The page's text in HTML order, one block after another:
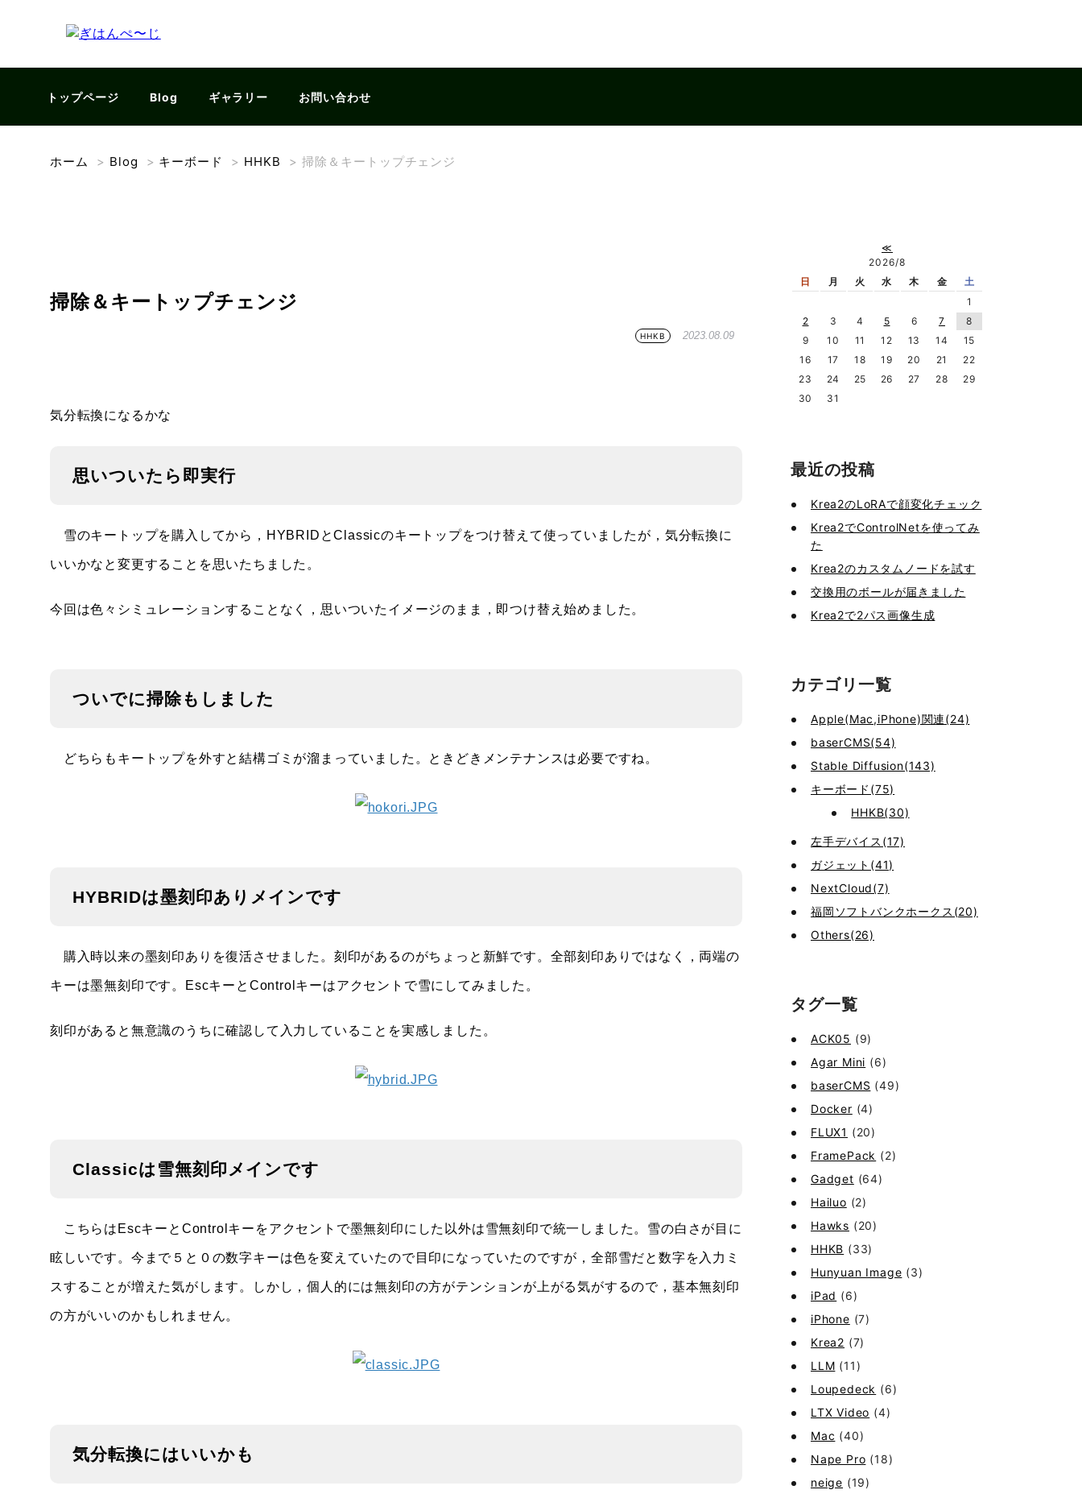
トップページ Blog ギャラリー お問い合わせ
ホーム > Blog > キーボード > HHKB > 掃除＆キートップチェンジ
掃除＆キートップチェンジ
HHKB 2023.08.09
気分転換になるかな
思いついたら即実行
雪のキートップを購入してから，HYBRIDとClassicのキートップをつけ替えて使っていましたが，気分転換に
いいかなと変更することを思いたちました。
今回は色々シミュレーションすることなく，思いついたイメージのまま，即つけ替え始めました。
ついでに掃除もしました
どちらもキートップを外すと結構ゴミが溜まっていました。ときどきメンテナンスは必要ですね。
HYBRIDは墨刻印ありメインです
購入時以来の墨刻印ありを復活させました。刻印があるのがちょっと新鮮です。全部刻印ありではなく，両端の
キーは墨無刻印です。EscキーとControlキーはアクセントで雪にしてみました。
刻印があると無意識のうちに確認して入力していることを実感しました。
Classicは雪無刻印メインです
こちらはEscキーとControlキーをアクセントで墨無刻印にした以外は雪無刻印で統一しました。雪の白さが目に
眩しいです。今まで５と０の数字キーは色を変えていたので目印になっていたのですが，全部雪だと数字を入力ミ
スすることが増えた気がします。しかし，個人的には無刻印の方がテンションが上がる気がするので，基本無刻印
の方がいいのかもしれません。
気分転換にはいいかも
≪
2026/8
日
月 火 水 木 金
土
1
2
3 4 5 6 7
8
9
10 11 12 13 14
15
16
17 18 19 20 21
22
23
24 25 26 27 28
29
30
31
最近の投稿
Krea2のLoRAで顔変化チェック
Krea2でControlNetを使ってみ
た
Krea2のカスタムノードを試す
交換用のボールが届きました
Krea2で2パス画像生成
カテゴリ一覧
Apple(Mac,iPhone)関連(24)
baserCMS(54)
Stable Diffusion(143)
キーボード(75)
HHKB(30)
左手デバイス(17)
ガジェット(41)
NextCloud(7)
福岡ソフトバンクホークス(20)
Others(26)
タグ一覧
ACK05 (9)
Agar Mini (6)
baserCMS (49)
Docker (4)
FLUX1 (20)
FramePack (2)
Gadget (64)
Hailuo (2)
Hawks (20)
HHKB (33)
Hunyuan Image (3)
iPad (6)
iPhone (7)
Krea2 (7)
LLM (11)
Loupedeck (6)
LTX Video (4)
Mac (40)
Nape Pro (18)
neige (19)